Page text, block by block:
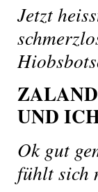
Jetzt
UND
Ok gut
fühlt sich